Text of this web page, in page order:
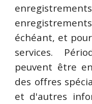
échéant, et
services.
peuvent être
des offres
et d'autres